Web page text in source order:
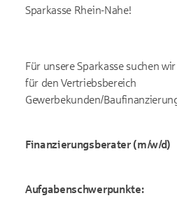
Sparkasse Rhein-Nahe!
Für unsere Sparkasse suchen
für den Vertriebsbereich
Gewerbekunden/
Finanzierungsberater (m/w/d)
Aufgabenschwerpunkte: